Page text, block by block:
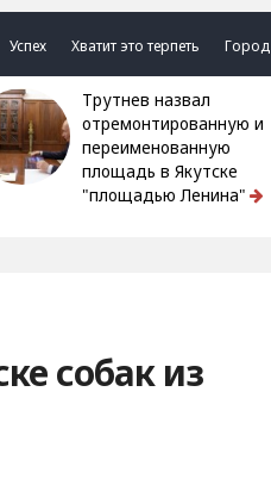
Успех Хватит это терпеть Город
Трутнев назвал
отремонтированную и
переименованную
площадь в Якутске
"площадью Ленина"
собак из